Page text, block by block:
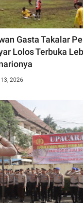
Gasta Takalar
Lolos Terbuka
2026